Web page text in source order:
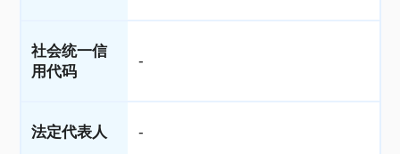
社会统一信
用代码
-
法定代表人 -